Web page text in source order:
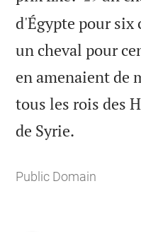
d'Égypte pour six
un cheval pour
en amenaient de
tous les rois des
de Syrie.
Public Domain